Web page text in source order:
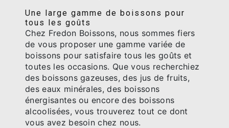
Une large gamme de boissons pour
tous les goûts
Chez Fredon Boissons, nous sommes fiers
de vous proposer une gamme variée de
boissons pour satisfaire tous les goûts et
toutes les occasions. Que vous recherchiez
des boissons gazeuses, des jus de fruits,
des eaux minérales, des boissons
énergisantes ou encore des boissons
alcoolisées, vous trouverez tout ce dont
vous avez besoin chez nous.